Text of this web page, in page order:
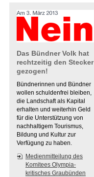
Das Bündner Volk hat
rechtzeitig den Stecker
gezogen!
Bündnerinnen und Bündner
wollen schuldenfrei bleiben,
die Landschaft als Kapital
erhalten und weiterhin Geld
für die Unterstützung von
nachhaltigem Tourismus,
Bildung und Kultur zur
Verfügung zu haben.
Medienmitteilung des
Komitees Olympia-
kritisches Graubünden